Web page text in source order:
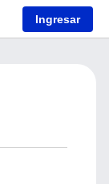
Ingresar